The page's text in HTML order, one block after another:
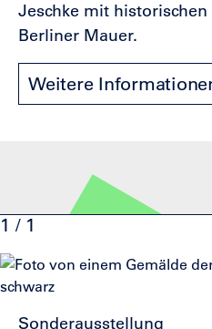
Jeschke mit
Berliner Mauer.
Weitere
1 / 1
Sonderausstellung